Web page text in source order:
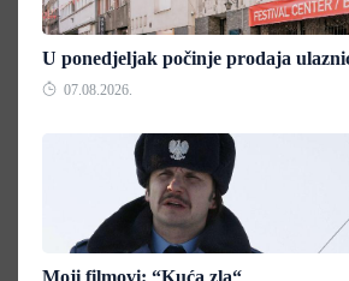
U ponedjeljak počinje prodaja
07.08.2026.
Moji filmovi: “Kuća zla“